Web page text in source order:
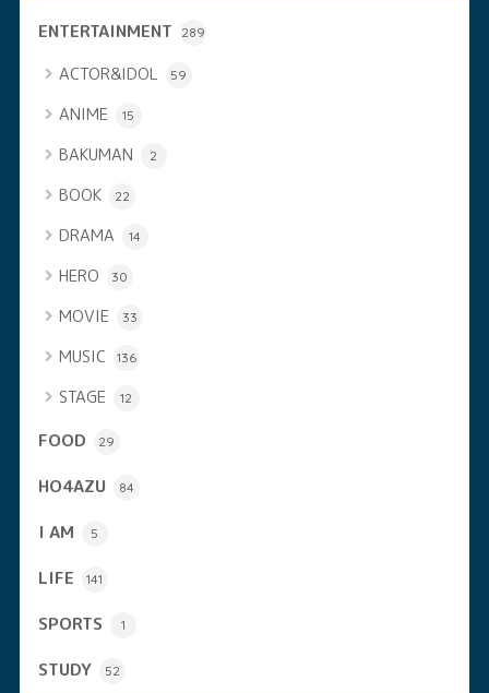
ENTERTAINMENT 289
ACTOR&IDOL 59
ANIME 15
BAKUMAN 2
BOOK 22
DRAMA 14
HERO 30
MOVIE 33
MUSIC 136
STAGE 12
FOOD 29
HO4AZU 84
I AM 5
LIFE 141
SPORTS 1
STUDY 52